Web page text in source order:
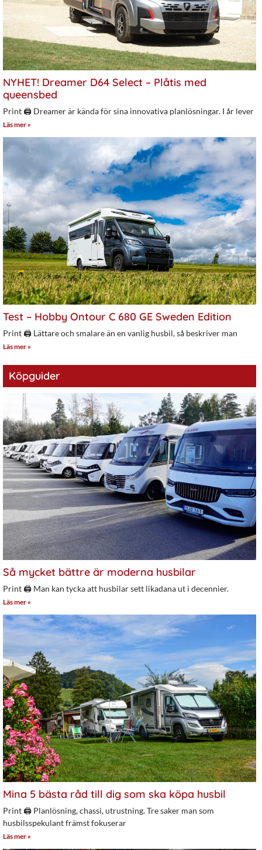
NYHET! Dreamer D64 Select – Plåtis med
queensbed
Print 🖨 Dreamer är kända för sina innovativa planlösningar. I år lever
Läs mer »
Test – Hobby Ontour C 680 GE Sweden Edition
Print 🖨 Lättare och smalare än en vanlig husbil, så beskriver man
Läs mer »
Köpguider
Så mycket bättre är moderna husbilar
Print 🖨 Man kan tycka att husbilar sett likadana ut i decennier.
Läs mer »
Mina 5 bästa råd till dig som ska köpa husbil
Print 🖨 Planlösning, chassi, utrustning. Tre saker man som
husbilsspekulant främst fokuserar
Läs mer »